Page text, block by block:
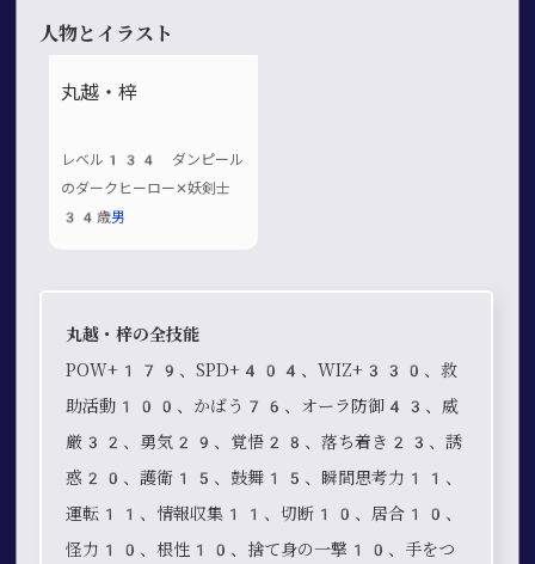
人物とイラスト
丸越・梓
レベル134 ダンピール
のダークヒーロー✕妖剣士
34歳男
丸越・梓の全技能
POW+179、SPD+404、WIZ+330、救
助活動100、かばう76、オーラ防御43、威
厳32、勇気29、覚悟28、落ち着き23、誘
惑20、護衛15、鼓舞15、瞬間思考力11、
運転11、情報収集11、切断10、居合10、
怪力10、根性10、捨て身の一撃10、手をつ